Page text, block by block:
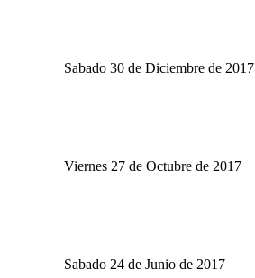
Sabado 30 de Diciembre de 2017
Viernes 27 de Octubre de 2017
Sabado 24 de Junio de 2017